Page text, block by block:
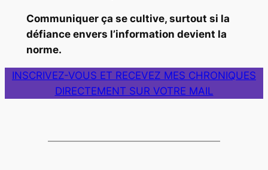
Communiquer ça se cultive, surtout si la
défiance envers l’information devient la
norme.
INSCRIVEZ-VOUS ET RECEVEZ MES CHRONIQUES
DIRECTEMENT SUR VOTRE MAIL